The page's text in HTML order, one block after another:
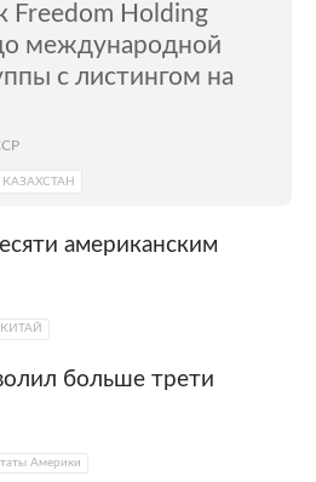
Freedom Holding
международной
с листингом на
КАЗАХСТАН
американским
КИТАЙ
больше трети
Америки